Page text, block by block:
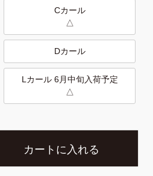
Cカール
△
Dカール
Lカール 6月中旬入荷予定
△
カートに入れる